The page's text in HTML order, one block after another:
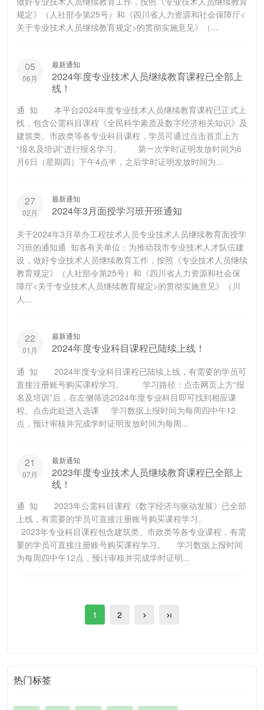
规定》（人社部令第25号）和《四川省人力资源和社会保障厅<
关于专业技术人员继续教育规定>的贯彻实施意见》（...
05
06月
最新通知
2024年度专业技术人员继续教育课程已全部上
线！
通 知 本平台2024年度专业技术人员继续教育课程已正式上
线，包含公需科目课程《全民科学素质及数字经济相关知识》及
建筑类、市政类等各专业科目课程，学员可通过点击首页上方
“报名及培训”进行报名学习。 第一次学时证明发放时间为6
月6日（星期四）下午4点半，之后学时证明发放时间为...
27
02月
最新通知
2024年3月面授学习班开班通知
关于2024年3月举办工程技术人员专业技术人员继续教育面授学
习班的通知通 知各有关单位：为推动我市专业技术人才队伍建
设，做好专业技术人员继续教育工作，按照《专业技术人员继续
教育规定》（人社部令第25号）和《四川省人力资源和社会保
障厅<关于专业技术人员继续教育规定>的贯彻实施意见》（川
人...
22
01月
最新通知
2024年度专业科目课程已陆续上线！
通 知 2024年度专业科目课程已陆续上线，有需要的学员可
直接注册账号购买课程学习。 学习路径：点击网页上方“报
名及培训”后，在左侧筛选2024年度专业科目即可找到相应课
程。点击此处进入选课 学习数据上报时间为每周四中午12
点，预计审核并完成学时证明发放时间为每周...
21
07月
最新通知
2023年度专业技术人员继续教育课程已全部上
线！
通 知 2023年公需科目课程《数字经济与驱动发展》已全部
上线，有需要的学员可直接注册账号购买课程学习。
2023年专业科目课程包含建筑类、市政类等各专业课程，有需
要的学员可直接注册账号购买课程学习。 学习数据上报时间
为每周四中午12点，预计审核并完成学时证明...
1 2
热门标签